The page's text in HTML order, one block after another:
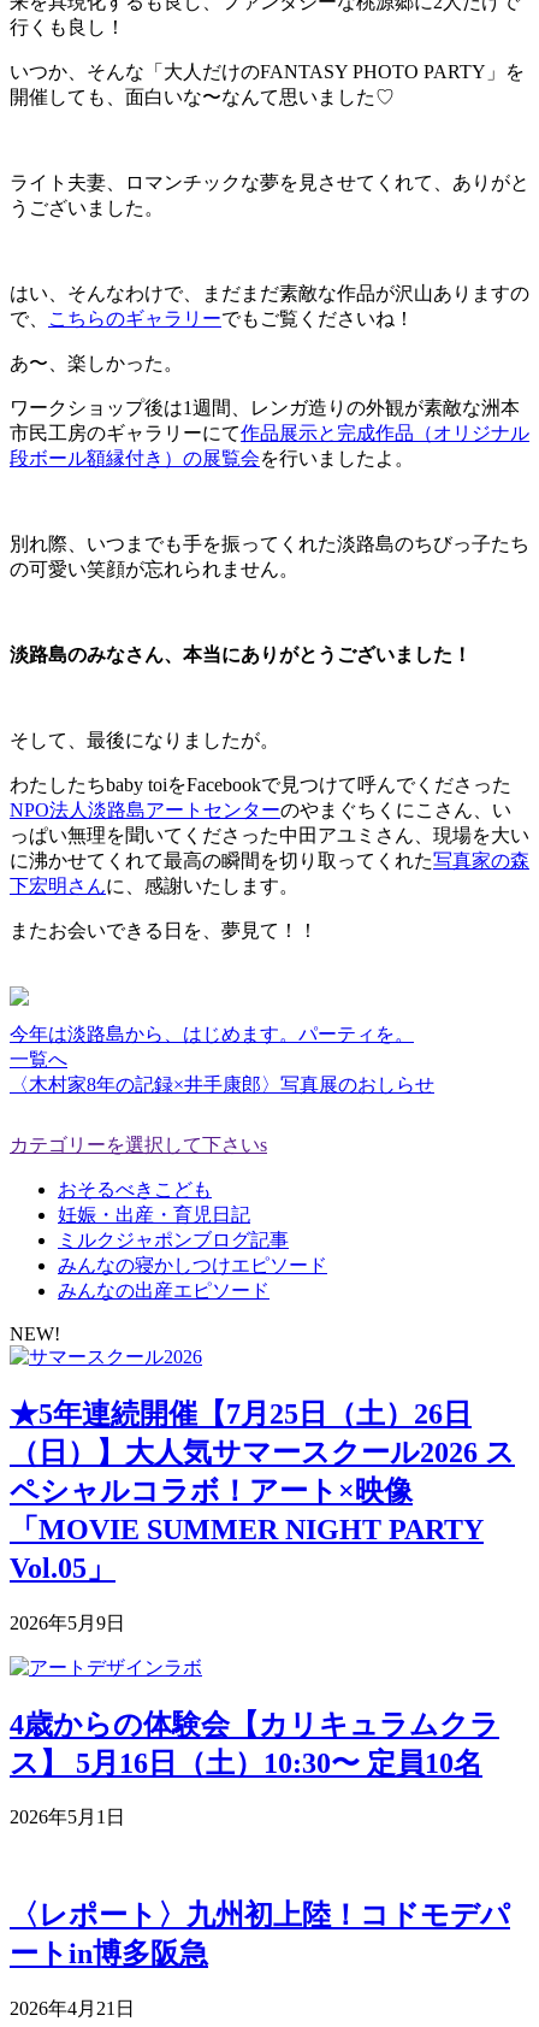
行くも良し！
いつか、そんな「大人だけのFANTASY PHOTO PARTY」を
開催しても、面白いな〜なんて思いました♡
ライト夫妻、ロマンチックな夢を見させてくれて、ありがと
うございました。
はい、そんなわけで、まだまだ素敵な作品が沢山ありますの
で、
こちらのギャラリーでもご覧くださいね！
あ〜、楽しかった。
ワークショップ後は1週間、レンガ造りの外観が素敵な洲本
市民工房のギャラリーにて作品展示と完成作品（オリジナル
段ボール額縁付き）の展覧会を行いましたよ。
別れ際、いつまでも手を振ってくれた淡路島のちびっ子たち
の可愛い笑顔が忘れられません。
淡路島のみなさん、本当にありがとうございました！
そして、最後になりましたが。
わたしたちbaby toiをFacebookで見つけて呼んでくださった
NPO法人淡路島アートセンターのやまぐちくにこさん、い
っぱい無理を聞いてくださった中田アユミさん、現場を大い
に沸かせてくれて最高の瞬間を切り取ってくれた写真家の森
下宏明さんに、感謝いたします。
またお会いできる日を、夢見て！！
今年は淡路島から、はじめます。パーティを。
一覧へ
〈木村家8年の記録×井手康郎〉写真展のおしらせ
カテゴリーを選択して下さいs
おそるべきこども
妊娠・出産・育児日記
ミルクジャポンブログ記事
みんなの寝かしつけエピソード
みんなの出産エピソード
NEW!
★5年連続開催【7月25日（土）26日
（日）】大人気サマースクール2026 ス
ペシャルコラボ！アート×映像
「MOVIE SUMMER NIGHT PARTY
Vol.05」
2026年5月9日
4歳からの体験会【カリキュラムクラ
ス】 5月16日（土）10:30〜 定員10名
2026年5月1日
〈レポート〉九州初上陸！コドモデパ
ートin博多阪急
2026年4月21日